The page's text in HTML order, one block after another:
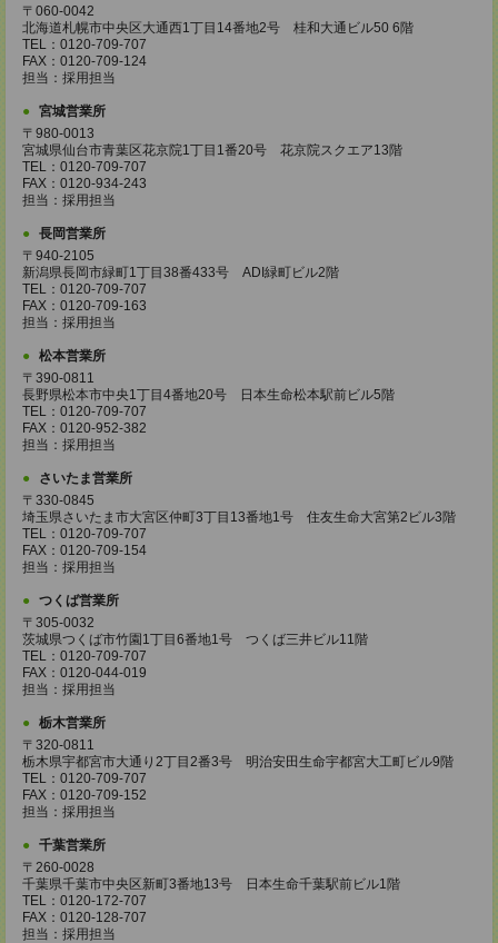
〒060-0042
北海道札幌市中央区大通西1丁目14番地2号 桂和大通ビル50 6階
TEL：0120-709-707
FAX：0120-709-124
担当：採用担当
宮城営業所
〒980-0013
宮城県仙台市青葉区花京院1丁目1番20号 花京院スクエア13階
TEL：0120-709-707
FAX：0120-934-243
担当：採用担当
長岡営業所
〒940-2105
新潟県長岡市緑町1丁目38番433号 ADI緑町ビル2階
TEL：0120-709-707
FAX：0120-709-163
担当：採用担当
松本営業所
〒390-0811
長野県松本市中央1丁目4番地20号 日本生命松本駅前ビル5階
TEL：0120-709-707
FAX：0120-952-382
担当：採用担当
さいたま営業所
〒330-0845
埼玉県さいたま市大宮区仲町3丁目13番地1号 住友生命大宮第2ビル3階
TEL：0120-709-707
FAX：0120-709-154
担当：採用担当
つくば営業所
〒305-0032
茨城県つくば市竹園1丁目6番地1号 つくば三井ビル11階
TEL：0120-709-707
FAX：0120-044-019
担当：採用担当
栃木営業所
〒320-0811
栃木県宇都宮市大通り2丁目2番3号 明治安田生命宇都宮大工町ビル9階
TEL：0120-709-707
FAX：0120-709-152
担当：採用担当
千葉営業所
〒260-0028
千葉県千葉市中央区新町3番地13号 日本生命千葉駅前ビル1階
TEL：0120-172-707
FAX：0120-128-707
担当：採用担当